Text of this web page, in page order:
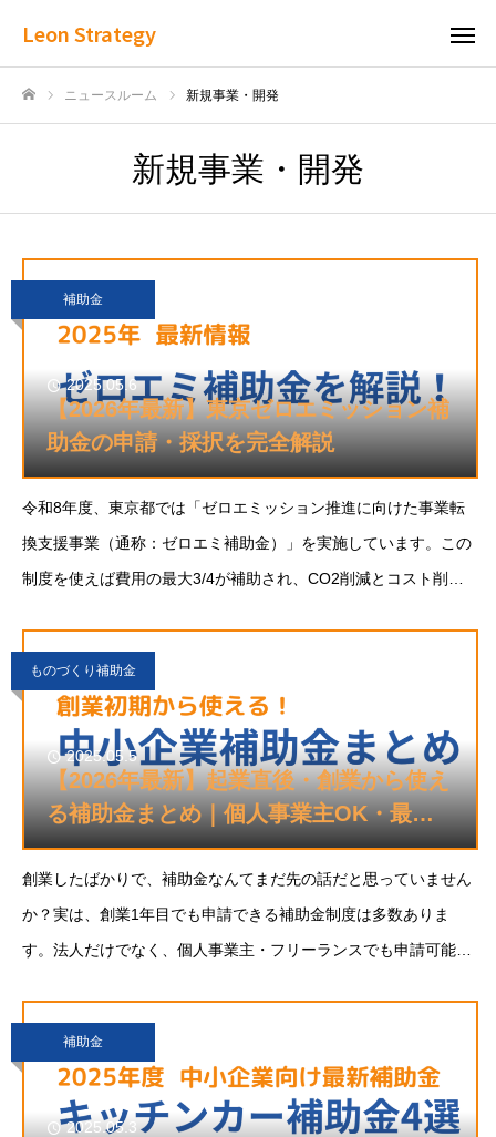
Leon Strategy
ニュースルーム 新規事業・開発
新規事業・開発
補助金
2025.05.6
【2026年最新】東京ゼロエミッション補
助金の申請・採択を完全解説
令和8年度、東京都では「ゼロエミッション推進に向けた事業転
換支援事業（通称：ゼロエミ補助金）」を実施しています。この
制度を使えば費用の最大3/4が補助され、CO2削減とコスト削減
経費・補助率・活用ポイントをわかりやすく
ものづくり補助金
2025.05.5
【2026年最新】起業直後・創業から使え
る補助金まとめ｜個人事業主OK・最大
二千万円
創業したばかりで、補助金なんてまだ先の話だと思っていません
か？実は、創業1年目でも申請できる補助金制度は多数ありま
す。法人だけでなく、個人事業主・フリーランスでも申請可能な
す。本記事では、2026年度に「創業1年目
補助金
2025.05.3